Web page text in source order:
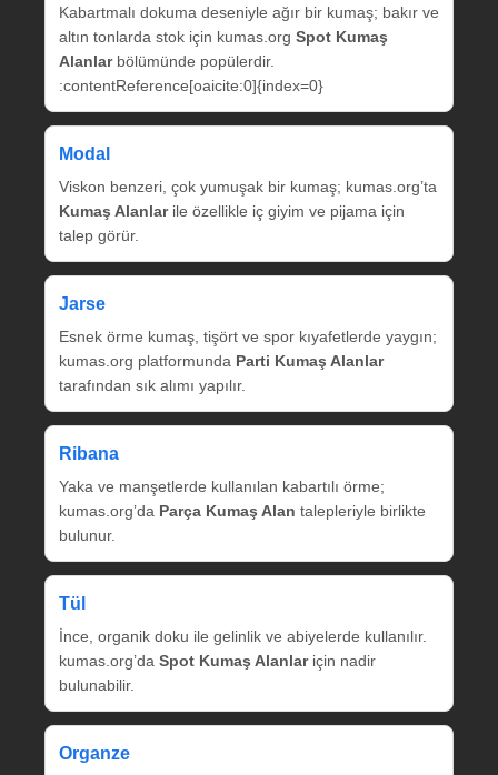
Kabartmalı dokuma deseniyle ağır bir kumaş; bakır ve
altın tonlarda stok için kumas.org Spot Kumaş
Alanlarbölümünde popülerdir.
:contentReference[oaicite:0]{index=0}
Modal
Viskon benzeri, çok yumuşak bir kumaş; kumas.org’ta
Kumaş Alanlarile özellikle iç giyim ve pijama için
talep görür.
Jarse
Esnek örme kumaş, tişört ve spor kıyafetlerde yaygın;
kumas.org platformunda Parti Kumaş Alanlar
tarafından sık alımı yapılır.
Ribana
Yaka ve manşetlerde kullanılan kabartılı örme;
kumas.org’da Parça Kumaş Alan talepleriyle birlikte
bulunur.
Tül
İnce, organik doku ile gelinlik ve abiyelerde kullanılır.
kumas.org’da Spot Kumaş Alanlariçin nadir
bulunabilir.
Organze